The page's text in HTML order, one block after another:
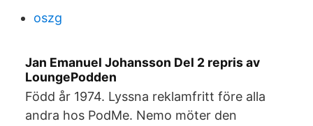
oszg
Jan Emanuel Johansson Del 2 repris av
LoungePodden
Född år 1974. Lyssna reklamfritt före alla
andra hos PodMe. Nemo möter den